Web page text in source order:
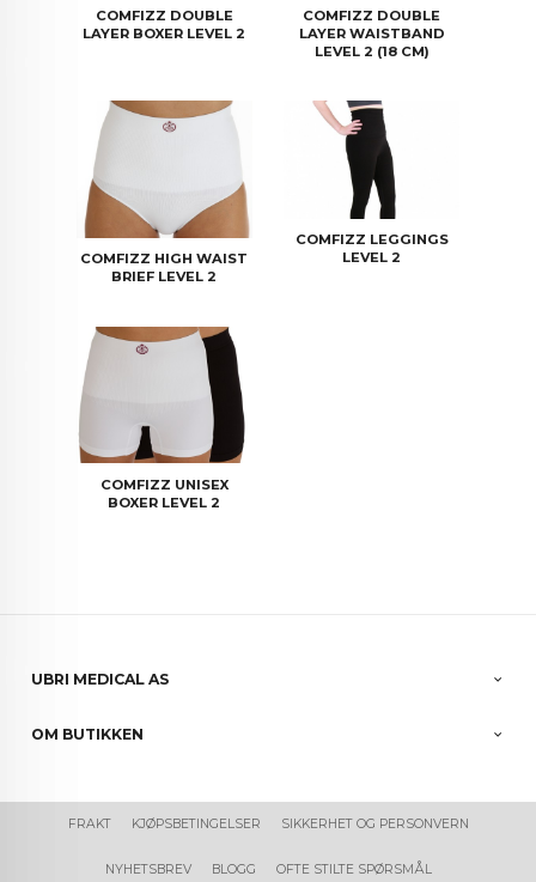
COMFIZZ DOUBLE
LAYER BOXER LEVEL 2
COMFIZZ DOUBLE
LAYER WAISTBAND
LEVEL 2 (18 CM)
COMFIZZ HIGH WAIST
BRIEF LEVEL 2
COMFIZZ LEGGINGS
LEVEL 2
COMFIZZ UNISEX
BOXER LEVEL 2
UBRI MEDICAL AS
OM BUTIKKEN
FRAKT KJØPSBETINGELSER SIKKERHET OG PERSONVERN
NYHETSBREV BLOGG OFTE STILTE SPØRSMÅL